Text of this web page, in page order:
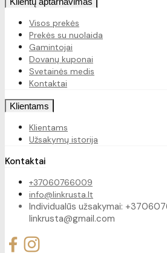
Visos prekės
Prekės su nuolaida
Gamintojai
Dovanų kuponai
Svetainės medis
Kontaktai
Klientams
Klientams
Užsakymų istorija
Kontaktai
+37060766009
info@linkrusta.lt
Individualūs užsakymai:
linkrusta@gmail.com